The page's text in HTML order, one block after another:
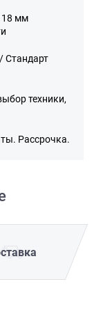
18 мм
Стандарт
техники,
Рассрочка.